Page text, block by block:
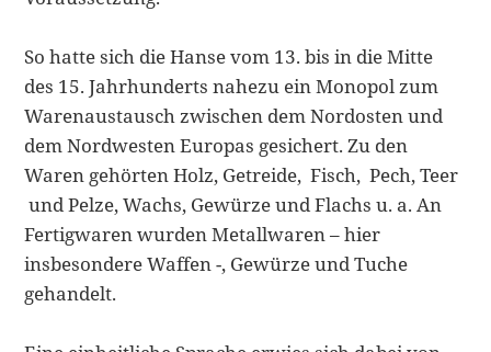
So hatte sich die Hanse vom 13. bis in die Mitte
des 15. Jahrhunderts nahezu ein Monopol zum
Warenaustausch zwischen dem Nordosten und
dem Nordwesten Europas gesichert. Zu den
Waren gehörten Holz, Getreide, Fisch, Pech, Teer
und Pelze, Wachs, Gewürze und Flachs u. a. An
Fertigwaren wurden Metallwaren – hier
insbesondere Waffen -, Gewürze und Tuche
gehandelt.